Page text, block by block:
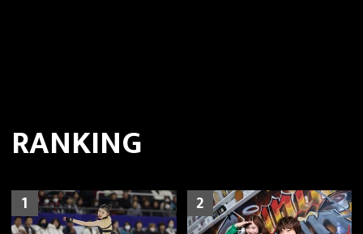
夏が貫く「すべてをプラスに変える」生き方
【ゴルフ試合結果】木戸 愛選手 T2位おめでとうござ
います！
RANKING
1 2